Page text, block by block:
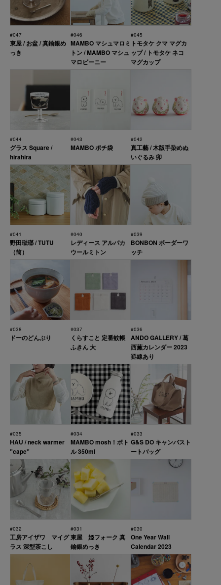
#047
東屋 / お盆 / 真鍮銀め
っき
#046
MAMBO マシュマロミ
トン / MAMBO マシュ
マロビーニー
#045
トモタケ クマ マグカ
ップ / トモタケ ネコ
マグカップ
#044
グラス Square /
hirahira
#043
MAMBO ポチ袋
#042
真工藝 / 木版手染めぬ
いぐるみ 卯
#041
野田琺瑯 / TUTU
（筒）
#040
レディース アルパカ
ウールミトン
#039
BONBON ボーダーワ
ッチ
#038
ドーのどんぶり
#037
くらすこと 定番蚊帳
ふきん 大
#036
ANDO GALLERY / 葛
西薫カレンダー 2023
罫線あり
#035
HAU / neck warmer
"cape"
#034
MAMBO mosh！ボト
ル 350ml
#033
G&S DO キャンバスト
ートバッグ
#032
工房アイザワ マイグ
ラス 深型茶こし
#031
東屋 姫フォーク 真
鍮銀めっき
#030
One Year Wall
Calendar 2023